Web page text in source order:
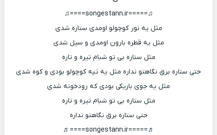
♫=====songestann.ir====♫
مثل یه نور کوچولو اومدی ستاره شدی
مثل یه قطره بارون اومدی و سیل شدی
مثل ستاره بی تو شبام تیره و تاره
حتی ستاره برق نگاهتو نداره مثل یه تپه کوچولو بودی و کوه شدی
مثل یه جوی باریکی بودی که رودخونه شدی
مثل ستاره بی تو شبام تیره و تاره
حتی ستاره برق نگاهتو نداره
♬=====songestann.ir====♬